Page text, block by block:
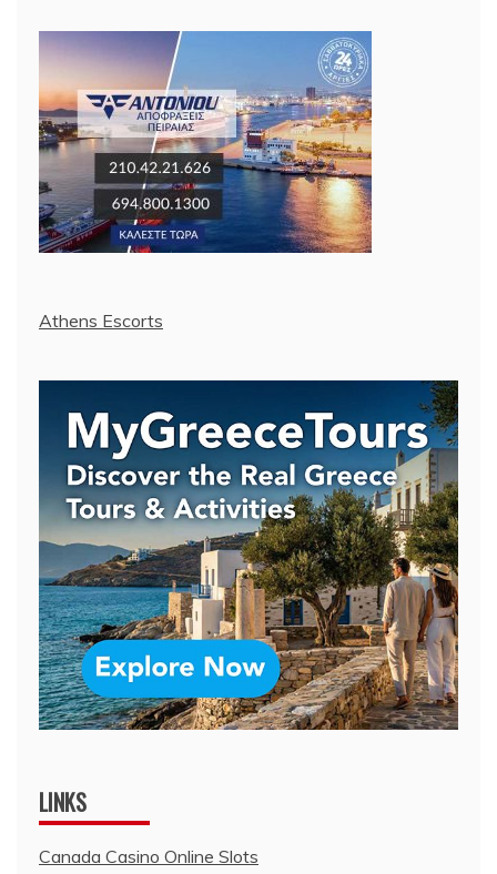
Athens Escorts
LINKS
Canada Casino Online Slots